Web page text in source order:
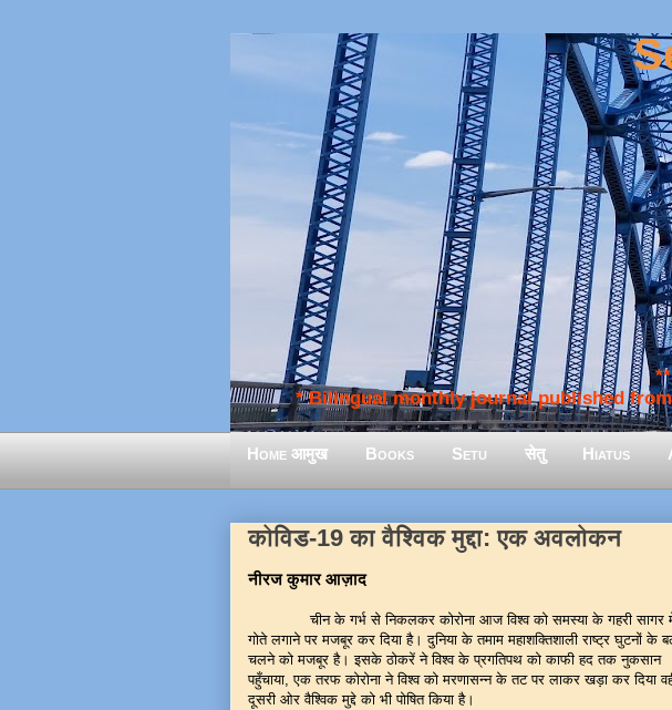
* Bilingual monthly journal published from
Home आमुख Books Setu सेतु Hiatus
कोविड-19 का वैश्विक मुद्दा: एक अवलोकन
नीरज कुमार आज़ाद
चीन के गर्भ से निकलकर कोरोना आज विश्व को समस्या के गहरी सागर
गोते लगाने पर मजबूर कर दिया है। दुनिया के तमाम महाशक्तिशाली राष्ट्र घुटनों के
चलने को मजबूर है। इसके ठोकरें ने विश्व के प्रगतिपथ को काफी हद तक नुकसान
पहुँचाया, एक तरफ कोरोना ने विश्व को मरणासन्न के तट पर लाकर खड़ा कर दिया
दूसरी ओर वैश्विक मुद्दे को भी पोषित किया है।